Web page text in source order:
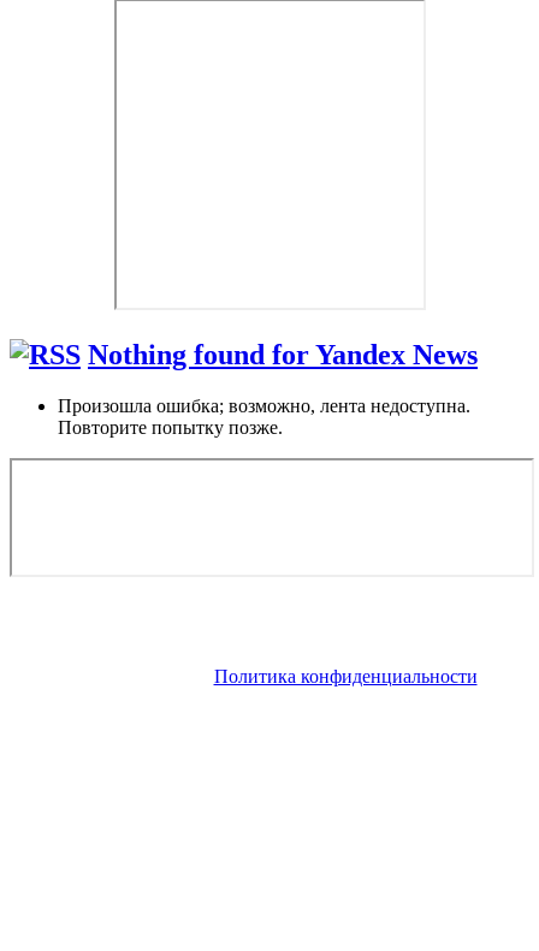
Nothing found for Yandex News
Произошла ошибка; возможно, лента недоступна.
Повторите попытку позже.
Политика конфиденциальности